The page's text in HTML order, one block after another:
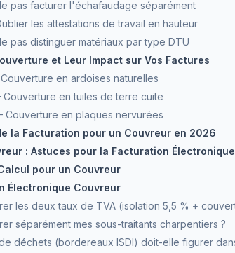
pas facturer l'échafaudage séparément
les attestations de travail en hauteur
pas distinguer matériaux par type DTU
et Leur Impact sur Vos Factures
en ardoises naturelles
Couverture en tuiles de terre cuite
Couverture en plaques nervurées
la Facturation pour un Couvreur en 2026
: Astuces pour la Facturation Électronique
pour un Couvreur
Électronique Couvreur
les deux taux de TVA (isolation 5,5 % +
séparément mes sous-traitants charpentiers ?
déchets (bordereaux ISDI) doit-elle figurer